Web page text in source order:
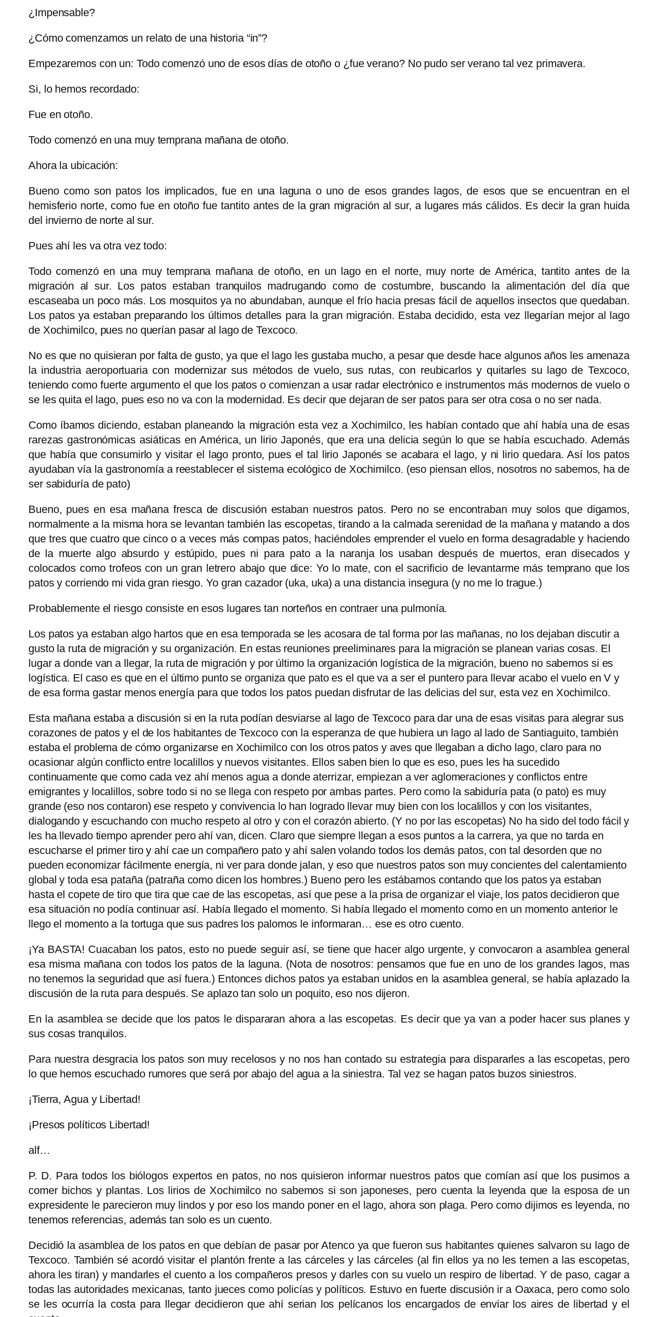
¿Impensable?
¿Cómo comenzamos un relato de una historia “in”?
Empezaremos con un: Todo comenzó uno de esos días de otoño o ¿fue verano? No pudo ser verano tal vez primavera.
Si, lo hemos recordado:
Fue en otoño.
Todo comenzó en una muy temprana mañana de otoño.
Ahora la ubicación:
Bueno como son patos los implicados, fue en una laguna o uno de esos grandes lagos, de esos que se encuentran en el
hemisferio norte, como fue en otoño fue tantito antes de la gran migración al sur, a lugares más cálidos. Es decir la gran huida
del invierno de norte al sur.
Pues ahí les va otra vez todo:
Todo comenzó en una muy temprana mañana de otoño, en un lago en el norte, muy norte de América, tantito antes de la
migración al sur. Los patos estaban tranquilos madrugando como de costumbre, buscando la alimentación del día que
escaseaba un poco más. Los mosquitos ya no abundaban, aunque el frío hacia presas fácil de aquellos insectos que quedaban.
Los patos ya estaban preparando los últimos detalles para la gran migración. Estaba decidido, esta vez llegarían mejor al lago
de Xochimilco, pues no querían pasar al lago de Texcoco.
No es que no quisieran por falta de gusto, ya que el lago les gustaba mucho, a pesar que desde hace algunos años les amenaza
la industria aeroportuaria con modernizar sus métodos de vuelo, sus rutas, con reubicarlos y quitarles su lago de Texcoco,
teniendo como fuerte argumento el que los patos o comienzan a usar radar electrónico e instrumentos más modernos de vuelo o
se les quita el lago, pues eso no va con la modernidad. Es decir que dejaran de ser patos para ser otra cosa o no ser nada.
Como íbamos diciendo, estaban planeando la migración esta vez a Xochimilco, les habían contado que ahí había una de esas
rarezas gastronómicas asiáticas en América, un lirio Japonés, que era una delicia según lo que se había escuchado. Además
que había que consumirlo y visitar el lago pronto, pues el tal lirio Japonés se acabara el lago, y ni lirio quedara. Así los patos
ayudaban vía la gastronomía a reestablecer el sistema ecológico de Xochimilco. (eso piensan ellos, nosotros no sabemos, ha de
ser sabiduría de pato)
Bueno, pues en esa mañana fresca de discusión estaban nuestros patos. Pero no se encontraban muy solos que digamos,
normalmente a la misma hora se levantan también las escopetas, tirando a la calmada serenidad de la mañana y matando a dos
que tres que cuatro que cinco o a veces más compas patos, haciéndoles emprender el vuelo en forma desagradable y haciendo
de la muerte algo absurdo y estúpido, pues ni para pato a la naranja los usaban después de muertos, eran disecados y
colocados como trofeos con un gran letrero abajo que dice: Yo lo mate, con el sacrificio de levantarme más temprano que los
patos y corriendo mi vida gran riesgo. Yo gran cazador (uka, uka) a una distancia insegura (y no me lo trague.)
Probablemente el riesgo consiste en esos lugares tan norteños en contraer una pulmonía.
Los patos ya estaban algo hartos que en esa temporada se les acosara de tal forma por las mañanas, no los dejaban discutir a
gusto la ruta de migración y su organización. En estas reuniones preeliminares para la migración se planean varias cosas. El
lugar a donde van a llegar, la ruta de migración y por último la organización logística de la migración, bueno no sabemos si es
logística. El caso es que en el último punto se organiza que pato es el que va a ser el puntero para llevar acabo el vuelo en V y
de esa forma gastar menos energía para que todos los patos puedan disfrutar de las delicias del sur, esta vez en Xochimilco.
Esta mañana estaba a discusión si en la ruta podían desviarse al lago de Texcoco para dar una de esas visitas para alegrar sus
corazones de patos y el de los habitantes de Texcoco con la esperanza de que hubiera un lago al lado de Santiaguito, también
estaba el problema de cómo organizarse en Xochimilco con los otros patos y aves que llegaban a dicho lago, claro para no
ocasionar algún conflicto entre localillos y nuevos visitantes. Ellos saben bien lo que es eso, pues les ha sucedido
continuamente que como cada vez ahí menos agua a donde aterrizar, empiezan a ver aglomeraciones y conflictos entre
emigrantes y localillos, sobre todo si no se llega con respeto por ambas partes. Pero como la sabiduría pata (o pato) es muy
grande (eso nos contaron) ese respeto y convivencia lo han logrado llevar muy bien con los localillos y con los visitantes,
dialogando y escuchando con mucho respeto al otro y con el corazón abierto. (Y no por las escopetas) No ha sido del todo fácil y
les ha llevado tiempo aprender pero ahí van, dicen. Claro que siempre llegan a esos puntos a la carrera, ya que no tarda en
escucharse el primer tiro y ahí cae un compañero pato y ahí salen volando todos los demás patos, con tal desorden que no
pueden economizar fácilmente energía, ni ver para donde jalan, y eso que nuestros patos son muy concientes del calentamiento
global y toda esa pataña (patraña como dicen los hombres.) Bueno pero les estábamos contando que los patos ya estaban
hasta el copete de tiro que tira que cae de las escopetas, así que pese a la prisa de organizar el viaje, los patos decidieron que
esa situación no podía continuar así. Había llegado el momento. Si había llegado el momento como en un momento anterior le
llego el momento a la tortuga que sus padres los palomos le informaran… ese es otro cuento.
¡Ya BASTA! Cuacaban los patos, esto no puede seguir así, se tiene que hacer algo urgente, y convocaron a asamblea general
esa misma mañana con todos los patos de la laguna. (Nota de nosotros: pensamos que fue en uno de los grandes lagos, mas
no tenemos la seguridad que así fuera.) Entonces dichos patos ya estaban unidos en la asamblea general, se había aplazado la
discusión de la ruta para después. Se aplazo tan solo un poquito, eso nos dijeron.
En la asamblea se decide que los patos le dispararan ahora a las escopetas. Es decir que ya van a poder hacer sus planes y
sus cosas tranquilos.
Para nuestra desgracia los patos son muy recelosos y no nos han contado su estrategia para dispararles a las escopetas, pero
lo que hemos escuchado rumores que será por abajo del agua a la siniestra. Tal vez se hagan patos buzos siniestros.
¡Tierra, Agua y Libertad!
¡Presos políticos Libertad!
alf…
P. D. Para todos los biólogos expertos en patos, no nos quisieron informar nuestros patos que comían así que los pusimos a
comer bichos y plantas. Los lirios de Xochimilco no sabemos si son japoneses, pero cuenta la leyenda que la esposa de un
expresidente le parecieron muy lindos y por eso los mando poner en el lago, ahora son plaga. Pero como dijimos es leyenda, no
tenemos referencias, además tan solo es un cuento.
Decidió la asamblea de los patos en que debían de pasar por Atenco ya que fueron sus habitantes quienes salvaron su lago de
Texcoco. También sé acordó visitar el plantón frente a las cárceles y las cárceles (al fin ellos ya no les temen a las escopetas,
ahora les tiran) y mandarles el cuento a los compañeros presos y darles con su vuelo un respiro de libertad. Y de paso, cagar a
todas las autoridades mexicanas, tanto jueces como policías y políticos. Estuvo en fuerte discusión ir a Oaxaca, pero como solo
se les ocurría la costa para llegar decidieron que ahí serian los pelícanos los encargados de enviar los aires de libertad y el